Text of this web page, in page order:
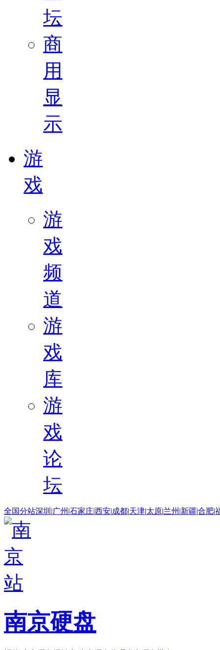
坛
商
用
显
示
游
戏
游
戏
频
道
游
戏
库
游
戏
论
坛
全国分站深圳 |广州 |石家庄|西安|成都|天津|太原|兰州 |新疆|合肥|
南京硬盘